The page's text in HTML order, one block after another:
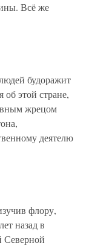
Всё же
будоражит
об этой стране,
жрецом
деятелю
флору,
назад в
Северной